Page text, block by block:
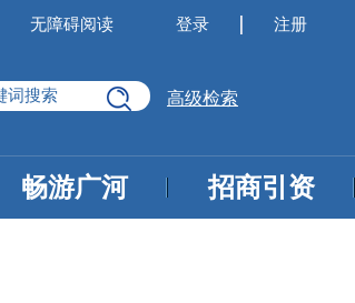
登录 注册
无障碍阅读
高级检索
畅游广河 招商引资